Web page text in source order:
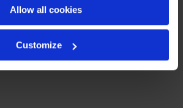
Allow all cookies
Customize